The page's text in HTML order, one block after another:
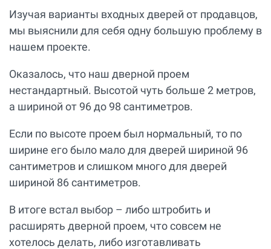
Изучая варианты входных дверей от продавцов,
мы выяснили для себя одну большую проблему в
нашем проекте.
Оказалось, что наш дверной проем
нестандартный. Высотой чуть больше 2 метров,
а шириной от 96 до 98 сантиметров.
Если по высоте проем был нормальный, то по
ширине его было мало для дверей шириной 96
сантиметров и слишком много для дверей
шириной 86 сантиметров.
В итоге встал выбор – либо штробить и
расширять дверной проем, что совсем не
хотелось делать, либо изготавливать